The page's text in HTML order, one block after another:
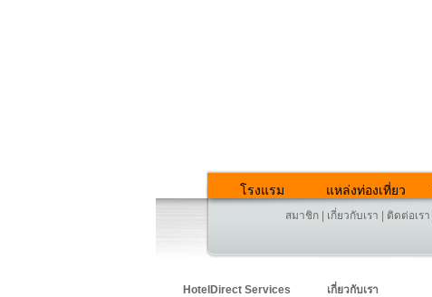
โรงแรม แหล่งท่องเที่ยว
สมาชิก เกี่ยวกับเรา ติดต่อเรา
HotelDirect Services
เกี่ยวกับเรา